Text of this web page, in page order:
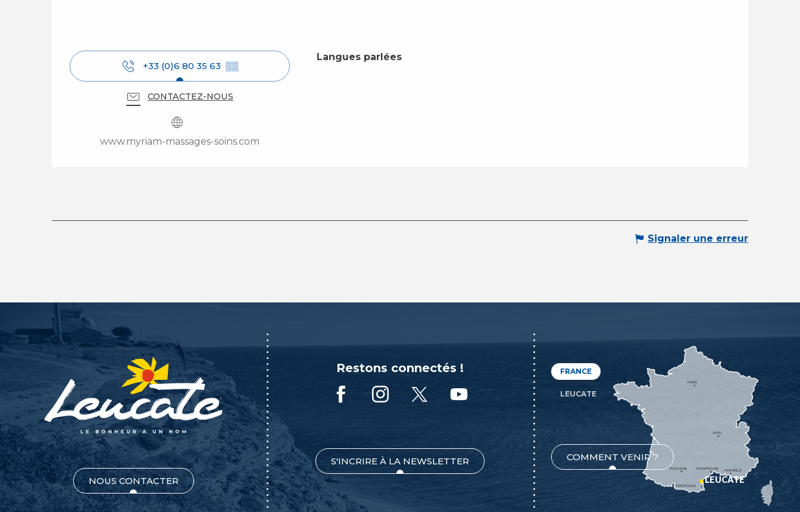
+33 (0)6 80 35 63 ▒▒
CONTACTEZ-NOUS
www.myriam-massages-soins.com
Langues parlées
Langues parlées
Signaler une erreur
NOUS CONTACTER
Restons connectés !
S'INCRIRE À LA NEWSLETTER
FRANCE
LEUCATE
COMMENT VENIR ?
MONTPELLIER
PERPIGNAN
MARSEILLE
TOULOUSE
LYON
PARIS
LEUCATE